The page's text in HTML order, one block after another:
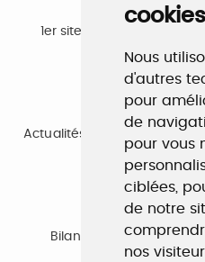
cookies
Nous
d'autres
pour
de
pour vous
ciblées,
de notre
nos
1er site emploi du secteur
Actualités, guide et
de la
Bilan de compétences,
recherche